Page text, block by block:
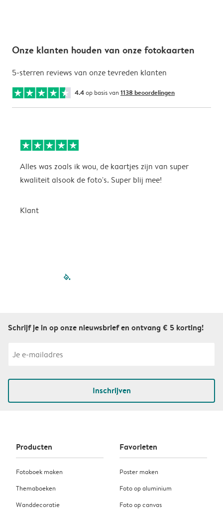
Onze klanten houden van onze fotokaarten
5-sterren reviews van onze tevreden klanten
4.4op basis van 1138 beoordelingen
Alles was zoals ik wou, de kaartjes zijn van super
kwaliteit alsook de foto's. Super blij mee!
Klant
filled-pagination
Schrijf je in op onze nieuwsbrief en ontvang € 5 korting!
Inschrijven
Producten
Fotoboek maken
Themaboeken
Wanddecoratie
Favorieten
Poster maken
Foto op aluminium
Foto op canvas